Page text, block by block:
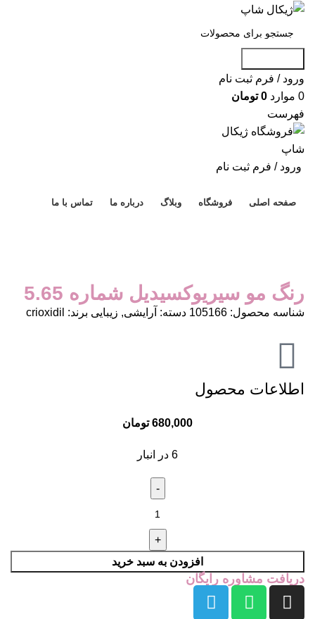
ورود / فرم ثبت نام
0 موارد 0 تومان
فهرست
ورود / فرم ثبت نام
صفحه اصلی فروشگاه وبلاگ درباره ما تماس با ما
رنگ مو سیریوکسیدیل شماره 5.65
شناسه محصول: 105166 دسته: آرایشی, زیبایی برند: crioxidil
اطلاعات محصول
680,000 تومان
6 در انبار
افزودن به سبد خرید
دریافت مشاوره رایگان